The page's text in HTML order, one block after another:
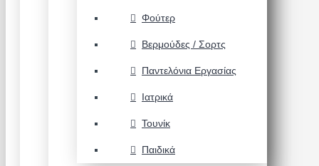
Φούτερ
Βερμούδες / Σορτς
Παντελόνια Εργασίας
Ιατρικά
Τουνίκ
Παιδικά